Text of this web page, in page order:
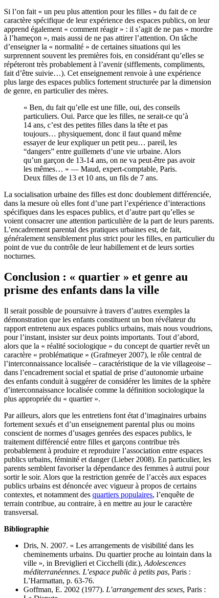
Si l’on fait « un peu plus attention pour les filles » du fait de ce
caractère spécifique de leur expérience des espaces publics, on leur
apprend également « comment réagir » : il s’agit de ne pas « mordre
à l’hameçon », mais aussi de ne pas attirer l’attention. On tâche
d’enseigner la « normalité » de certaines situations qui les
surprennent souvent les premières fois, en considérant qu’elles se
répéteront très probablement à l’avenir (sifflements, compliments,
fait d’être suivie…). Cet enseignement renvoie à une expérience
plus large des espaces publics fortement structurée par la dimension
de genre, en particulier des mères.
« Ben, du fait qu’elle est une fille, oui, des conseils
particuliers. Oui. Parce que les filles, ne serait-ce qu’à
14 ans, c’est des petites filles dans la tête et pas
toujours… physiquement, donc il faut quand même
essayer de leur expliquer un petit peu… pareil, les
“dangers” entre guillemets d’une vie urbaine. Alors
qu’un garçon de 13-14 ans, on ne va peut-être pas avoir
les mêmes… » — Maud, expert-comptable, Paris.
Deux filles de 13 et 10 ans, un fils de 7 ans.
La socialisation urbaine des filles est donc doublement différenciée,
dans la mesure où elles font d’une part l’expérience d’interactions
spécifiques dans les espaces publics, et d’autre part qu’elles se
voient consacrer une attention particulière de la part de leurs parents.
L’encadrement parental des pratiques urbaines est, de fait,
généralement sensiblement plus strict pour les filles, en particulier du
point de vue du contrôle de leur habillement et de leurs sorties
nocturnes.
Conclusion : « quartier » et genre au
prisme des enfants dans la ville
Il serait possible de poursuivre à travers d’autres exemples la
démonstration que les enfants constituent un bon révélateur du
rapport entretenu aux espaces publics urbains, mais nous voudrions,
pour l’instant, insister sur deux points importants. Tout d’abord,
alors que la « réalité sociologique » du concept de quartier revêt un
caractère « problématique » (Grafmeyer 2007), le rôle central de
l’interconnaissance localisée – caractéristique de la vie villageoise –
dans l’encadrement social et spatial de prise d’autonomie urbaine
des enfants conduit à suggérer de considérer les limites de la sphère
d’interconnaissance localisée comme la définition sociologique la
plus appropriée du « quartier ».
Par ailleurs, alors que les entretiens font état d’imaginaires urbains
fortement sexués et d’un enseignement parental plus ou moins
conscient de normes d’usages genrées des espaces publics, le
traitement différencié entre filles et garçons contribue très
probablement à produire et reproduire l’association entre espaces
publics urbains, féminité et danger (Lieber 2008). En particulier, les
parents semblent favoriser la dépendance des femmes à autrui pour
sortir le soir. Alors que la restriction genrée de l’accès aux espaces
publics urbains est dénoncée avec vigueur à propos de certains
contextes, et notamment des quartiers populaires, l’enquête de
terrain contribue, au contraire, à en mettre au jour le caractère
transversal.
Bibliographie
Dris, N. 2007. « Les arrangements de visibilité dans les
cheminements urbains. Du quartier proche au lointain dans la
ville », in Breviglieri et Cicchelli (dir.), Adolescences
méditerranéennes. L’espace public à petits pas, Paris :
L’Harmattan, p. 63-76.
Goffman, E. 2002 (1977). L’arrangement des sexes, Paris :